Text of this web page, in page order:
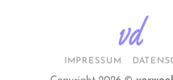
IMPRESSUM